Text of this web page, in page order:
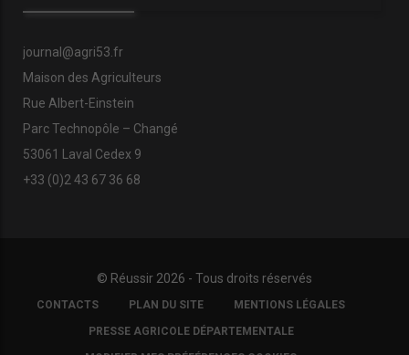
journal@agri53.fr
Maison des Agriculteurs
Rue Albert-Einstein
Parc Technopôle – Changé
53061 Laval Cedex 9
+33 (0)2 43 67 36 68
© Réussir 2026 - Tous droits réservés
FOOTER
COPYRIGHT
CONTACTS PLAN DU SITE MENTIONS LÉGALES
PRESSE AGRICOLE DÉPARTEMENTALE